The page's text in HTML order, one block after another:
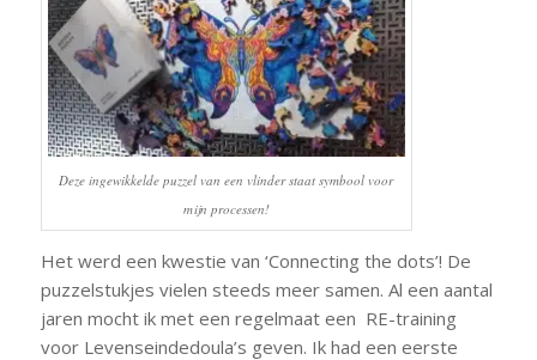
Deze ingewikkelde puzzel van een vlinder staat symbool voor
mijn processen!
Het werd een kwestie van ‘Connecting the dots’! De
puzzelstukjes vielen steeds meer samen. Al een aantal
jaren mocht ik met een regelmaat een RE-training
voor Levenseindedoula’s geven. Ik had een eerste